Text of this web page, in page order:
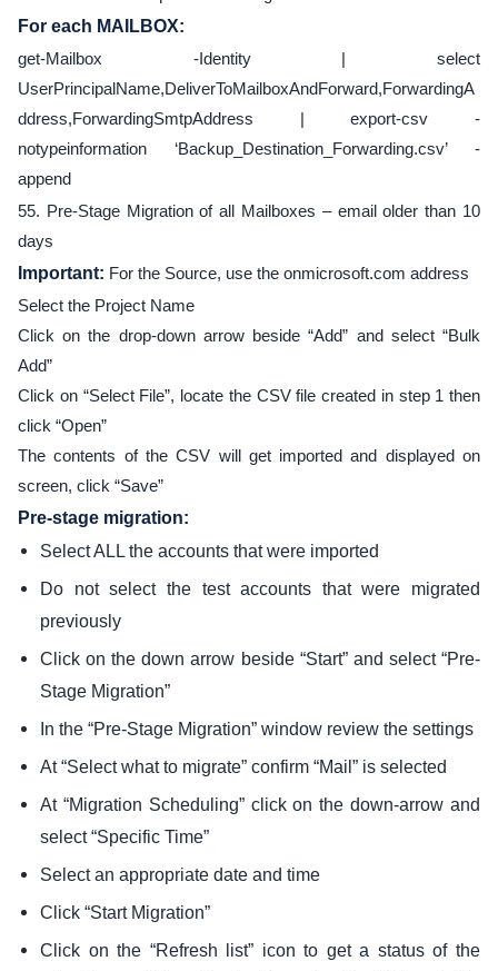
For each MAILBOX:
get-Mailbox -Identity | select
UserPrincipalName,DeliverToMailboxAndForward,ForwardingA
ddress,ForwardingSmtpAddress | export-csv -
notypeinformation ‘Backup_Destination_Forwarding.csv’ -
append
55. Pre-Stage Migration of all Mailboxes – email older than 10
days
Important: For the Source, use the onmicrosoft.com address
Select the Project Name
Click on the drop-down arrow beside “Add” and select “Bulk
Add”
Click on “Select File”, locate the CSV file created in step 1 then
click “Open”
The contents of the CSV will get imported and displayed on
screen, click “Save”
Pre-stage migration:
Select ALL the accounts that were imported
Do not select the test accounts that were migrated
previously
Click on the down arrow beside “Start” and select “Pre-
Stage Migration”
In the “Pre-Stage Migration” window review the settings
At “Select what to migrate” confirm “Mail” is selected
At “Migration Scheduling” click on the down-arrow and
select “Specific Time”
Select an appropriate date and time
Click “Start Migration”
Click on the “Refresh list” icon to get a status of the